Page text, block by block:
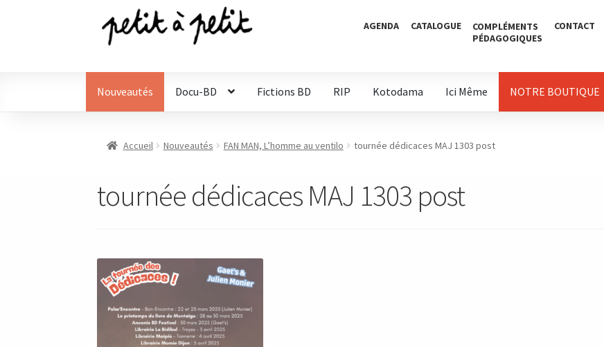
Aller
navigation
Aller
AGENDA CATALOGUE
COMPLÉMENTS
PÉDAGOGIQUES
CONTACT
Nouveautés Docu-BD Fictions BD RIP Kotodama Ici Même NOTRE BOUTIQUE
Accueil Nouveautés FAN MAN, L’homme au ventilo tournée dédicaces MAJ 1303 post
tournée dédicaces MAJ 1303 post